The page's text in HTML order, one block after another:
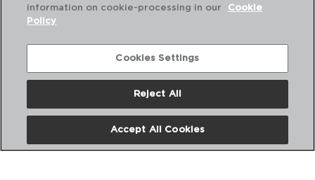
information on cookie-processing in our
Cookie
Policy
Cookies Settings
Reject All
Accept All Cookies